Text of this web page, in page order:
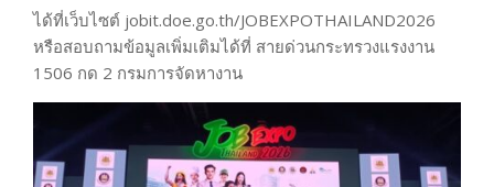
ได้ที่เว็บไซต์ jobit.doe.go.th/JOBEXPOTHAILAND2026
หรือสอบถามข้อมูลเพิ่มเติมได้ที่ สายด่วนกระทรวงแรงงาน
1506 กด 2 กรมการจัดหางาน